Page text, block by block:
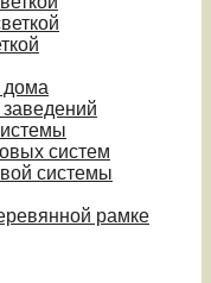
дома
систем
системы
рамке